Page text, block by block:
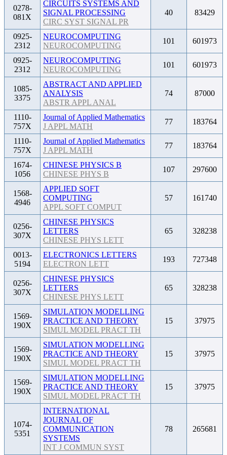
0278-
081X
CIRCUITS SYSTEMS AND
SIGNAL PROCESSING
CIRC SYST SIGNAL PR
40 83429
0925-
2312
NEUROCOMPUTING
NEUROCOMPUTING
101 601973
0925-
2312
NEUROCOMPUTING
NEUROCOMPUTING
101 601973
1085-
3375
ABSTRACT AND APPLIED
ANALYSIS
ABSTR APPL ANAL
74 87000
1110-
757X
Journal of Applied Mathematics
J APPL MATH
77 183764
1110-
757X
Journal of Applied Mathematics
J APPL MATH
77 183764
1674-
1056
CHINESE PHYSICS B
CHINESE PHYS B
107 297600
1568-
4946
APPLIED SOFT
COMPUTING
APPL SOFT COMPUT
57 161740
0256-
307X
CHINESE PHYSICS
LETTERS
CHINESE PHYS LETT
65 328238
0013-
5194
ELECTRONICS LETTERS
ELECTRON LETT
193 727348
0256-
307X
CHINESE PHYSICS
LETTERS
CHINESE PHYS LETT
65 328238
1569-
190X
SIMULATION MODELLING
PRACTICE AND THEORY
SIMUL MODEL PRACT TH
15 37975
1569-
190X
SIMULATION MODELLING
PRACTICE AND THEORY
SIMUL MODEL PRACT TH
15 37975
1569-
190X
SIMULATION MODELLING
PRACTICE AND THEORY
SIMUL MODEL PRACT TH
15 37975
1074-
5351
INTERNATIONAL
JOURNAL OF
COMMUNICATION
SYSTEMS
INT J COMMUN SYST
78 265681